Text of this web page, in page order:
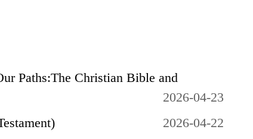
Paths:The Christian Bible and
2026-04-23
2026-04-22